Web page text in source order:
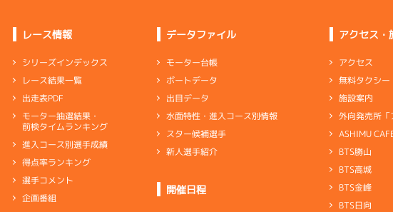
レース情報
シリーズインデックス
レース結果一覧
出走表PDF
モーター抽選結果・
前検タイムランキング
進入コース別選手成績
得点率ランキング
選手コメント
企画番組
データファイル
モーター台帳
ボートデータ
出目データ
水面特性・進入コース別情報
スター候補選手
新人選手紹介
開催日程
アクセス・
アクセス
無料タクシ
施設案内
外向発売所「
ASHIMU
BTS勝山
BTS高城
BTS金峰
BTS日向